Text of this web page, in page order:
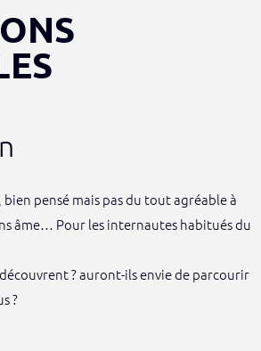
pensé mais pas du tout agréable à
âme… Pour les internautes habitués du
? auront-ils envie de parcourir
?